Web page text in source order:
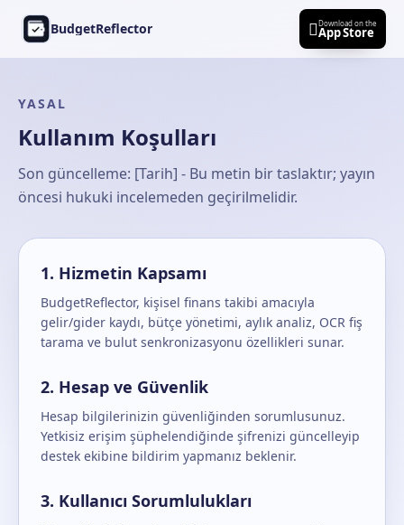
Ana içeriğe geç
BudgetReflector Download on the
App Store
YASAL
Kullanım Koşulları
Son güncelleme: [Tarih] - Bu metin bir taslaktır; yayın
öncesi hukuki incelemeden geçirilmelidir.
1. Hizmetin Kapsamı
BudgetReflector, kişisel finans takibi amacıyla
gelir/gider kaydı, bütçe yönetimi, aylık analiz, OCR fiş
tarama ve bulut senkronizasyonu özellikleri sunar.
2. Hesap ve Güvenlik
Hesap bilgilerinizin güvenliğinden sorumlusunuz.
Yetkisiz erişim şüphelendiğinde şifrenizi güncelleyip
destek ekibine bildirim yapmanız beklenir.
3. Kullanıcı Sorumlulukları